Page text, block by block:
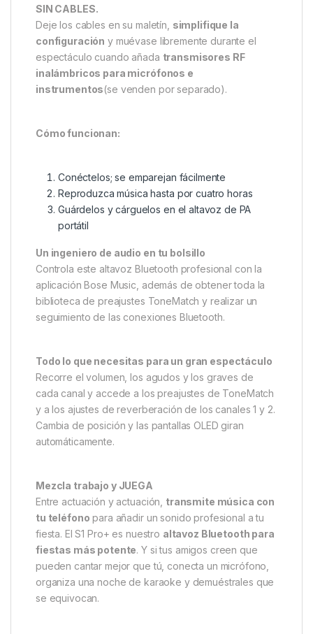
SIN CABLES.
Deje los cables en su maletín, simplifique la
configuración y muévase libremente durante el
espectáculo cuando añada transmisores RF
inalámbricos para micrófonos e
instrumentos(se venden por separado).
Cómo funcionan:
Conéctelos; se emparejan fácilmente
Reproduzca música hasta por cuatro horas
Guárdelos y cárguelos en el altavoz de PA
portátil
Un ingeniero de audio en tu bolsillo
Controla este altavoz Bluetooth profesional con la
aplicación Bose Music, además de obtener toda la
biblioteca de preajustes ToneMatch y realizar un
seguimiento de las conexiones Bluetooth.
Todo lo que necesitas para un gran espectáculo
Recorre el volumen, los agudos y los graves de
cada canal y accede a los preajustes de ToneMatch
y a los ajustes de reverberación de los canales 1 y 2.
Cambia de posición y las pantallas OLED giran
automáticamente.
Mezcla trabajo y JUEGA
Entre actuación y actuación, transmite música con
tu teléfono para añadir un sonido profesional a tu
fiesta. El S1 Pro+ es nuestro altavoz Bluetooth para
fiestas más potente. Y si tus amigos creen que
pueden cantar mejor que tú, conecta un micrófono,
organiza una noche de karaoke y demuéstrales que
se equivocan.